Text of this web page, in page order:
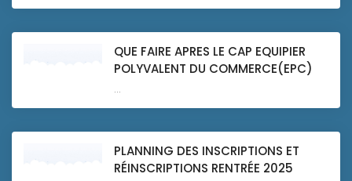
QUE FAIRE APRES LE CAP EQUIPIER
POLYVALENT DU COMMERCE(EPC)
...
PLANNING DES INSCRIPTIONS ET
RÉINSCRIPTIONS RENTRÉE 2025